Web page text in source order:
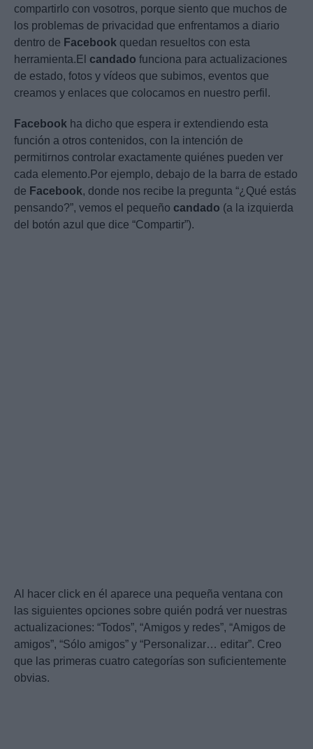
compartirlo con vosotros, porque siento que muchos de
los problemas de privacidad que enfrentamos a diario
dentro de Facebook quedan resueltos con esta
herramienta.El candado funciona para actualizaciones
de estado, fotos y vídeos que subimos, eventos que
creamos y enlaces que colocamos en nuestro perfil.
Facebook ha dicho que espera ir extendiendo esta
función a otros contenidos, con la intención de
permitirnos controlar exactamente quiénes pueden ver
cada elemento.Por ejemplo, debajo de la barra de estado
de Facebook, donde nos recibe la pregunta “¿Qué estás
pensando?”, vemos el pequeño candado (a la izquierda
del botón azul que dice “Compartir”).
Al hacer click en él aparece una pequeña ventana con
las siguientes opciones sobre quién podrá ver nuestras
actualizaciones: “Todos”, “Amigos y redes”, “Amigos de
amigos”, “Sólo amigos” y “Personalizar… editar”. Creo
que las primeras cuatro categorías son suficientemente
obvias.